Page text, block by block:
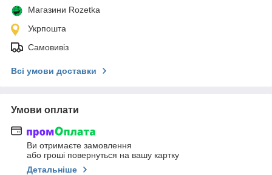
Магазини Rozetka
Укрпошта
Самовивіз
Всі умови доставки
Умови оплати
Ви отримаєте замовлення
або гроші повернуться на вашу картку
Детальніше